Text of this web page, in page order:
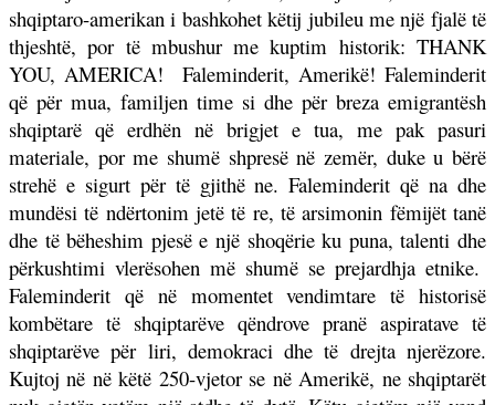
shqiptaro-amerikan i bashkohet këtij jubileu me një fjalë të
thjeshtë, por të mbushur me kuptim historik: THANK
YOU, AMERICA!
Faleminderit, Amerikë! Faleminderit
që për mua, familjen time si dhe për breza emigrantësh
shqiptarë që erdhën në brigjet e tua, me pak pasuri
materiale, por me shumë shpresë në zemër, duke u bërë
strehë e sigurt për të gjithë ne. Faleminderit që na dhe
mundësi të ndërtonim jetë të re, të arsimonin fëmijët tanë
dhe të bëheshim pjesë e një shoqërie ku puna, talenti dhe
përkushtimi vlerësohen më shumë se prejardhja etnike.
Faleminderit që në momentet vendimtare të historisë
kombëtare të shqiptarëve qëndrove pranë aspiratave të
shqiptarëve për liri, demokraci dhe të drejta njerëzore.
Kujtoj në në këtë 250-vjetor se në Amerikë, ne shqiptarët